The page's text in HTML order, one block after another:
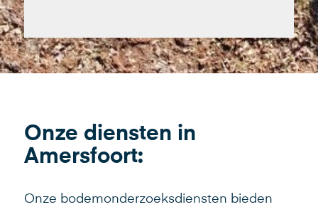
Onze diensten in
Amersfoort:
Onze bodemonderzoeksdiensten bieden